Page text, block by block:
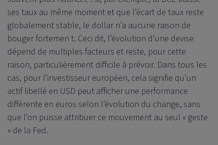
ses taux au même moment et que l’écart de taux reste
globalement stable, le dollar n’a aucune raison de
bouger fortemen t. Ceci dit, l’évolution d’une devise
dépend de multiples facteurs et reste, pour cette
raison, particulièrement difficile à prévoir. Dans tous les
cas, pour l’investisseur européen, cela signifie qu’un
actif libellé en USD peut afficher une performance
différente en euros selon l’évolution du change, sans
que l’on puisse attribuer ce mouvement au seul « geste
» de la Fed.